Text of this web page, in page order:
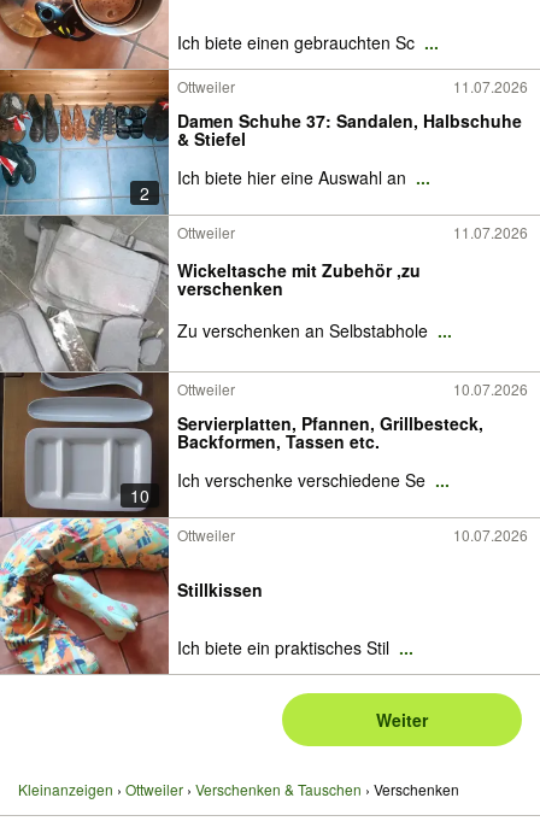
Ich biete einen gebrauchten Sc ...
2
Ottweiler 11.07.2026
Damen Schuhe 37: Sandalen, Halbschuhe
& Stiefel
Ich biete hier eine Auswahl an ...
Ottweiler 11.07.2026
Wickeltasche mit Zubehör ,zu
verschenken
Zu verschenken an Selbstabhole ...
10
Ottweiler 10.07.2026
Servierplatten, Pfannen, Grillbesteck,
Backformen, Tassen etc.
Ich verschenke verschiedene Se ...
Ottweiler 10.07.2026
Stillkissen
Ich biete ein praktisches Stil ...
Weiter
Kleinanzeigen Ottweiler Verschenken & Tauschen Verschenken